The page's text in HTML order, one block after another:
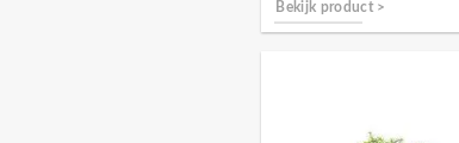
Bekijk product >